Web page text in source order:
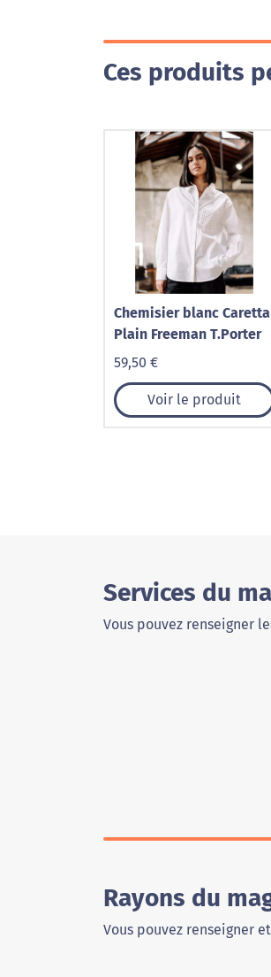
Ces produits
Chemisier blanc Caretta
Plain Freeman T.Porter
59,50 €
Voir le produit
Services du
Vous pouvez renseigner
Rayons du
Vous pouvez renseigner